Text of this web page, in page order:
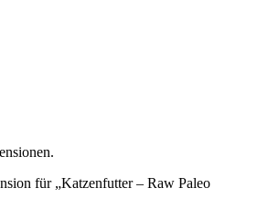
für „Katzenfutter – Raw Paleo